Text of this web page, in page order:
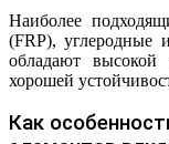
Наиболее
(FRP), углеродные
обладают
хорошей
Как